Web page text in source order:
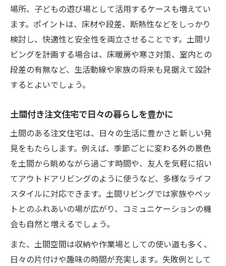
注文住宅で叶える土間の最適な配置とは
通り土間の失敗例から学ぶ間取りの工夫
玄関土間のメリット・デメリット徹底解説
場所、子どもの遊び場として活用するケースも増えてい
ます。ポイントは、床材や段差、断熱性などをしっかり
検討し、快適性と安全性を両立させることです。土間リ
ビングを計画する場合は、床暖房や寒さ対策、室内との
段差の有無など、生活動線や家族の将来も見据えて設計
するとよいでしょう。
土間付き注文住宅で日々の暮らしを豊かに
土間のある注文住宅は、日々の生活に豊かさと新しい発
見をもたらします。例えば、季節ごとに変わる外の景色
を土間から眺めながら過ごす時間や、友人を気軽に招い
てアウトドアリビングのように使うなど、多様なライフ
スタイルに対応できます。土間リビングでは家族やペッ
トとのふれあいの場が広がり、コミュニケーションの機
会も自然と増えるでしょう。
また、土間空間は収納や作業場としての使い道も多く、
日々の片付けや趣味の時間が充実します。失敗例として